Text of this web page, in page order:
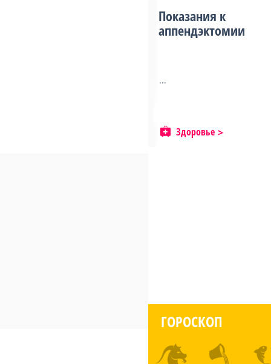
Показания к
аппендэктомии
...
Здоровье
ГОРОСКОП